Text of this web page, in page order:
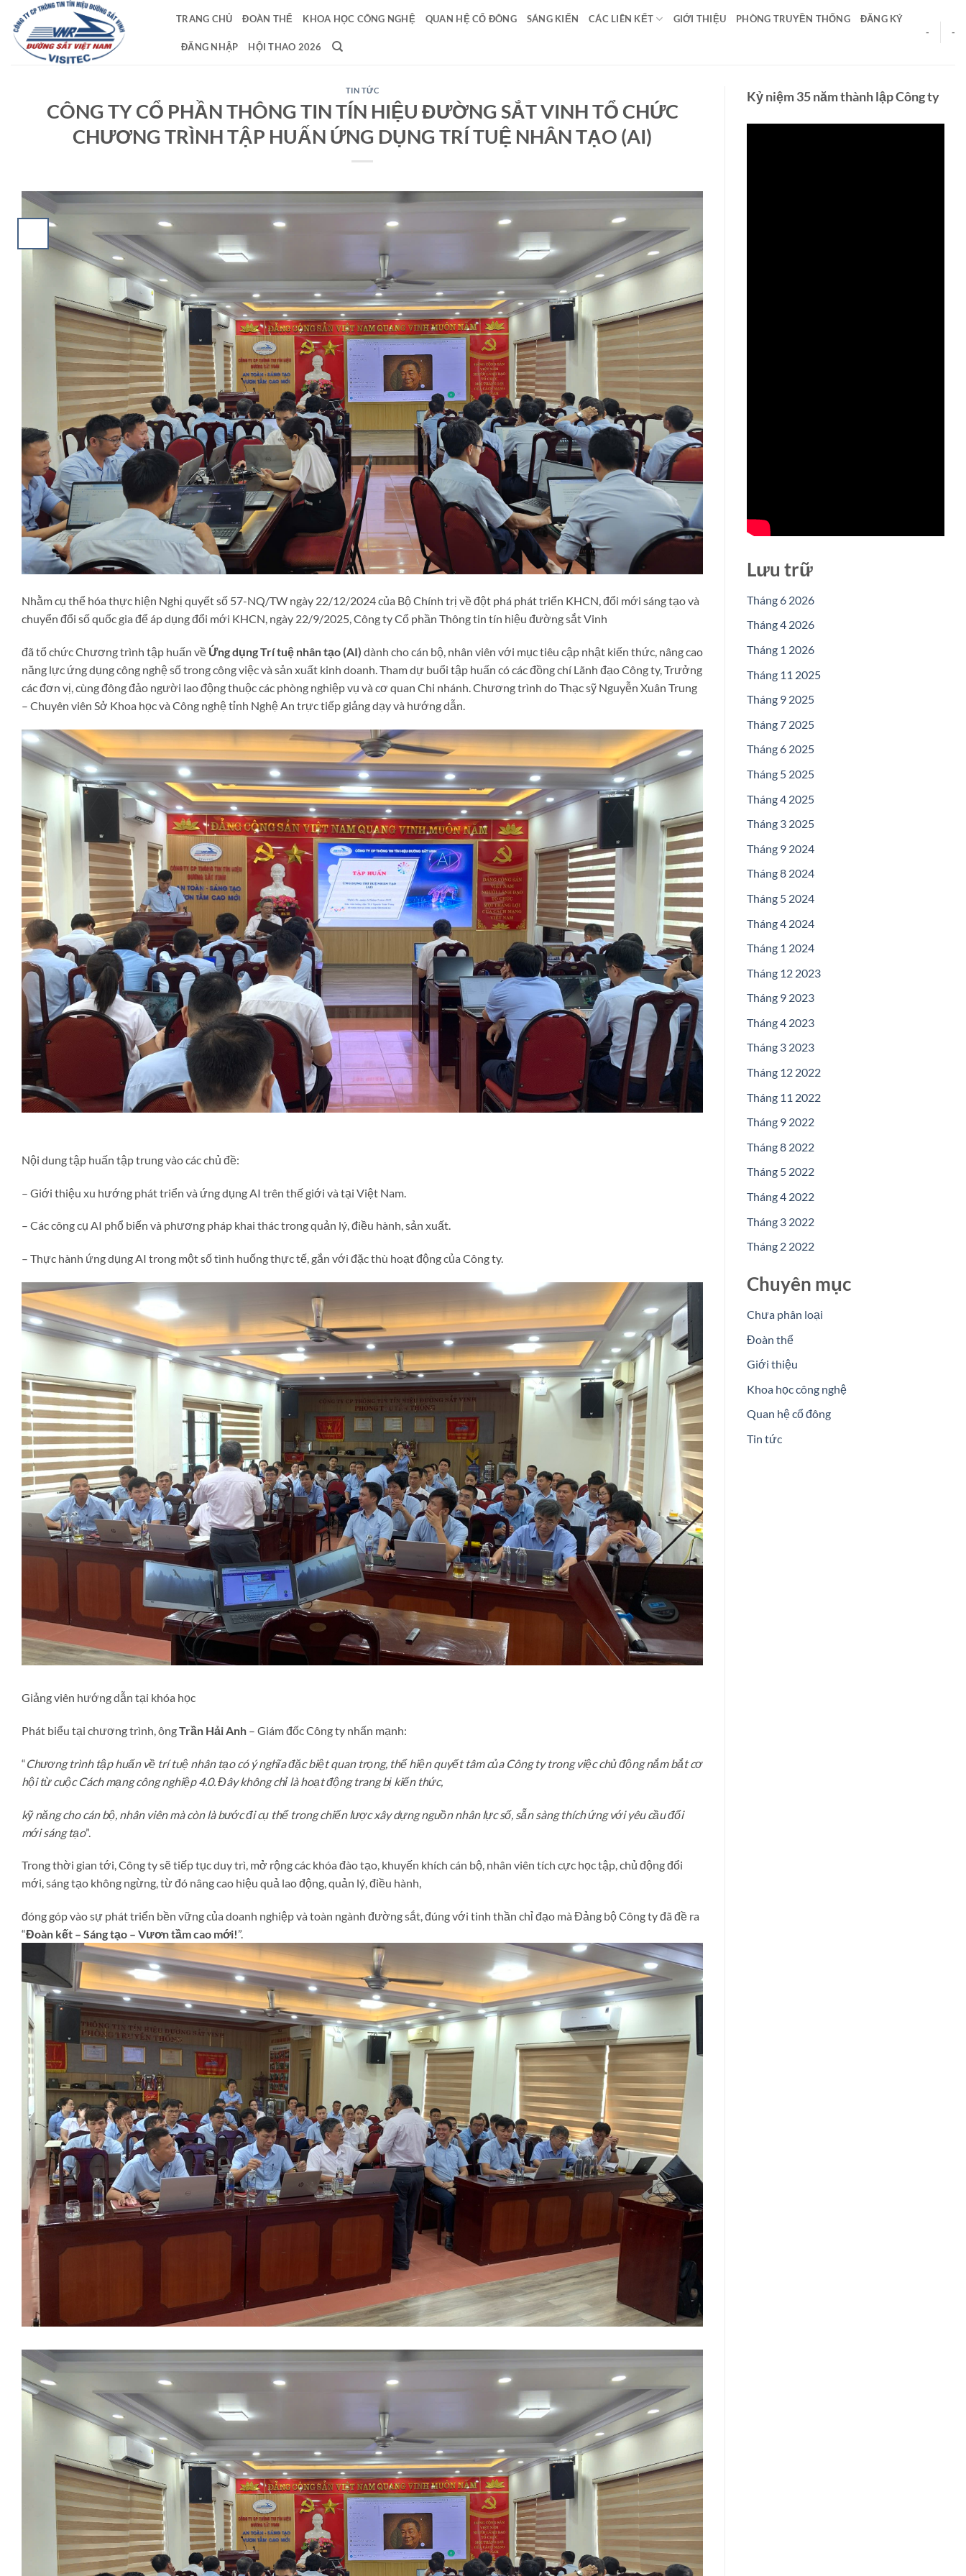
qua
TRANG CHỦ ĐOÀN THỂ KHOA HỌC CÔNG NGHỆ QUAN HỆ CỔ ĐÔNG SÁNG KIẾN CÁC LIÊN KẾT GIỚI THIỆU PHÒNG TRUYỀN THỐNG ĐĂNG KÝ
ĐĂNG NHẬP HỘI THAO 2026
- -
TIN TỨC
CÔNG TY CỔ PHẦN THÔNG TIN TÍN HIỆU ĐƯỜNG SẮT VINH TỔ CHỨC
CHƯƠNG TRÌNH TẬP HUẤN ỨNG DỤNG TRÍ TUỆ NHÂN TẠO (AI)
Nhằm cụ thể hóa thực hiện Nghị quyết số 57-NQ/TW ngày 22/12/2024 của Bộ Chính trị về đột phá phát triển KHCN, đổi mới sáng tạo và
chuyển đổi số quốc gia để áp dụng đổi mới KHCN, ngày 22/9/2025, Công ty Cổ phần Thông tin tín hiệu đường sắt Vinh
đã tổ chức Chương trình tập huấn về Ứng dụng Trí tuệ nhân tạo (AI) dành cho cán bộ, nhân viên với mục tiêu cập nhật kiến thức, nâng cao
năng lực ứng dụng công nghệ số trong công việc và sản xuất kinh doanh. Tham dự buổi tập huấn có các đồng chí Lãnh đạo Công ty, Trưởng
các đơn vị, cùng đông đảo người lao động thuộc các phòng nghiệp vụ và cơ quan Chi nhánh. Chương trình do Thạc sỹ Nguyễn Xuân Trung
– Chuyên viên Sở Khoa học và Công nghệ tỉnh Nghệ An trực tiếp giảng dạy và hướng dẫn.
Nội dung tập huấn tập trung vào các chủ đề:
– Giới thiệu xu hướng phát triển và ứng dụng AI trên thế giới và tại Việt Nam.
– Các công cụ AI phổ biến và phương pháp khai thác trong quản lý, điều hành, sản xuất.
– Thực hành ứng dụng AI trong một số tình huống thực tế, gắn với đặc thù hoạt động của Công ty.
Giảng viên hướng dẫn tại khóa học
Phát biểu tại chương trình, ôngTrần Hải Anh – Giám đốc Công ty nhấn mạnh:
“Chương trình tập huấn về trí tuệ nhân tạo có ý nghĩa đặc biệt quan trọng, thể hiện quyết tâm của Công ty trong việc chủ động nắm bắt cơ
hội từ cuộc Cách mạng công nghiệp 4.0. Đây không chỉ là hoạt động trang bị kiến thức,
kỹ năng cho cán bộ, nhân viên mà còn là bước đi cụ thể trong chiến lược xây dựng nguồn nhân lực số, sẵn sàng thích ứng với yêu cầu đổi
mới sáng tạo”.
Trong thời gian tới, Công ty sẽ tiếp tục duy trì, mở rộng các khóa đào tạo, khuyến khích cán bộ, nhân viên tích cực học tập, chủ động đổi
mới, sáng tạo không ngừng, từ đó nâng cao hiệu quả lao động, quản lý, điều hành,
đóng góp vào sự phát triển bền vững của doanh nghiệp và toàn ngành đường sắt, đúng với tinh thần chỉ đạo mà Đảng bộ Công ty đã đề ra
“Đoàn kết – Sáng tạo – Vươn tầm cao mới!”.
Kỷ niệm 35 năm thành lập Công ty
Lưu trữ
Tháng 6 2026
Tháng 4 2026
Tháng 1 2026
Tháng 11 2025
Tháng 9 2025
Tháng 7 2025
Tháng 6 2025
Tháng 5 2025
Tháng 4 2025
Tháng 3 2025
Tháng 9 2024
Tháng 8 2024
Tháng 5 2024
Tháng 4 2024
Tháng 1 2024
Tháng 12 2023
Tháng 9 2023
Tháng 4 2023
Tháng 3 2023
Tháng 12 2022
Tháng 11 2022
Tháng 9 2022
Tháng 8 2022
Tháng 5 2022
Tháng 4 2022
Tháng 3 2022
Tháng 2 2022
Chuyên mục
Chưa phân loại
Đoàn thể
Giới thiệu
Khoa học công nghệ
Quan hệ cổ đông
Tin tức